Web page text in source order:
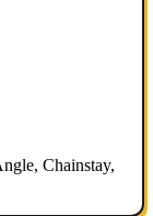
, Chainstay,